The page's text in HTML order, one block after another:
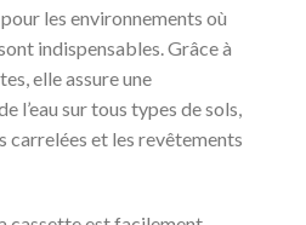
les environnements où
indispensables. Grâce à
elle assure une
l’eau sur tous types de sols,
carrelées et les revêtements